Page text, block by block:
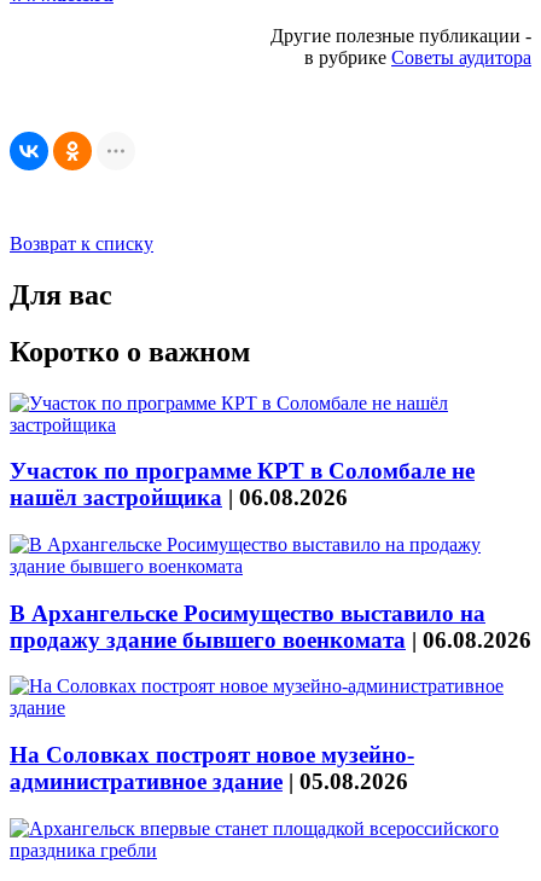
Другие полезные публикации -
в рубрике Советы аудитора
Возврат к списку
Для вас
Коротко о важном
Участок по программе КРТ в Соломбале не
нашёл застройщика | 06.08.2026
В Архангельске Росимущество выставило на
продажу здание бывшего военкомата | 06.08.2026
На Соловках построят новое музейно-
административное здание | 05.08.2026